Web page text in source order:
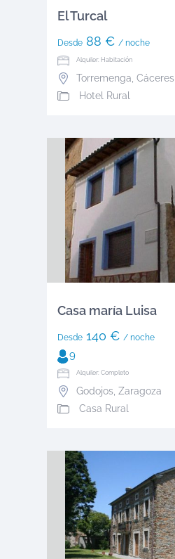
El Turcal
Desde88 € / noche
Alquiler: Habitación
Torremenga Cáceres
Hotel Rural
Casa maría Luisa
Desde140 € / noche
9
Alquiler: Completo
Godojos, Zaragoza
Casa Rural